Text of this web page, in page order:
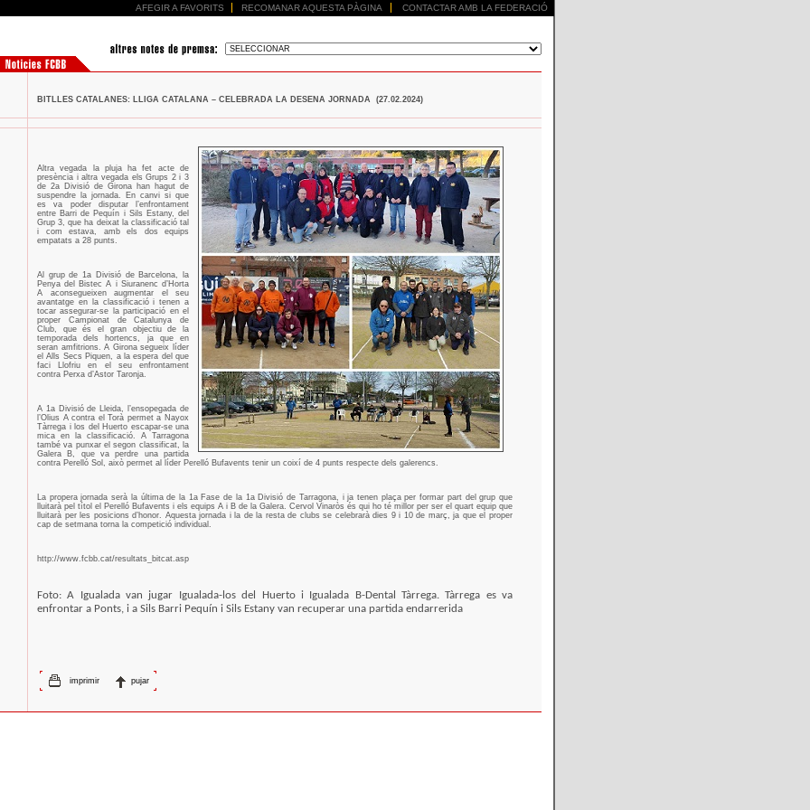
AFEGIR A FAVORITS RECOMANAR AQUESTA PÀGINA CONTACTAR AMB LA FEDERACIÓ
BITLLES CATALANES: LLIGA CATALANA – CELEBRADA LA DESENA JORNADA (27.02.2024)
Altra vegada la pluja ha fet acte de
presència i altra vegada els Grups 2 i 3
de 2a Divisió de Girona han hagut de
suspendre la jornada. En canvi si que
es va poder disputar l’enfrontament
entre Barri de Pequín i Sils Estany, del
Grup 3, que ha deixat la classificació tal
i com estava, amb els dos equips
empatats a 28 punts.
Al grup de 1a Divisió de Barcelona, la
Penya del Bistec A i Siuranenc d’Horta
A aconsegueixen augmentar el seu
avantatge en la classificació i tenen a
tocar assegurar-se la participació en el
proper Campionat de Catalunya de
Club, que és el gran objectiu de la
temporada dels hortencs, ja que en
seran amfitrions. A Girona segueix líder
el Alls Secs Piquen, a la espera del que
faci Llofriu en el seu enfrontament
contra Perxa d’Astor Taronja.
A 1a Divisió de Lleida, l’ensopegada de
l’Olius A contra el Torà permet a Nayox
Tàrrega i los del Huerto escapar-se una
mica en la classificació. A Tarragona
també va punxar el segon classificat, la
Galera B, que va perdre una partida
contra Perelló Sol, això permet al líder Perelló Bufavents tenir un coixí de 4 punts respecte dels galerencs.
La propera jornada serà la última de la 1a Fase de la 1a Divisió de Tarragona, i ja tenen plaça per formar part del grup que
lluitarà pel títol el Perelló Bufavents i els equips A i B de la Galera. Cervol Vinaròs és qui ho té millor per ser el quart equip que
lluitarà per les posicions d’honor. Aquesta jornada i la de la resta de clubs se celebrarà dies 9 i 10 de març, ja que el proper
cap de setmana torna la competició individual.
http://www.fcbb.cat/resultats_bitcat.asp
Foto: A Igualada van jugar Igualada-los del Huerto i Igualada B-Dental Tàrrega. Tàrrega es va
enfrontar a Ponts, i a Sils Barri Pequín i Sils Estany van recuperar una partida endarrerida
imprimir pujar